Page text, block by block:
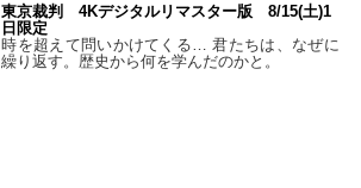
東京裁判 4Kデジタルリマスター版 8/15(土)1
日限定
時を超えて問いかけてくる… 君たちは、なぜに
繰り返す。歴史から何を学んだのかと。